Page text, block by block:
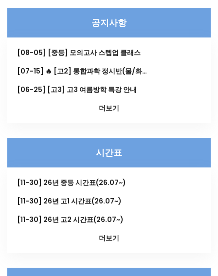
공지사항
[08-05] [중등] 모의고사 스텝업 클래스
[07-15] 🔥 [고2] 통합과학 정시반(물/화…
[06-25] [고3] 고3 여름방학 특강 안내
더보기
시간표
[11-30] 26년 중등 시간표(26.07~)
[11-30] 26년 고1 시간표(26.07~)
[11-30] 26년 고2 시간표(26.07~)
더보기